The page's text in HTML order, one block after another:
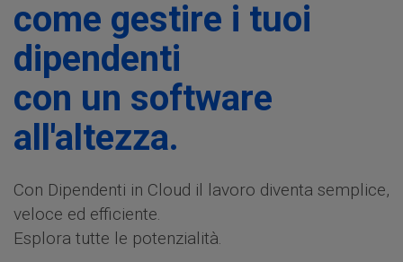
come gestire i tuoi
dipendenti
con un software
all'altezza.
Con Dipendenti in Cloud il lavoro diventa semplice,
veloce ed efficiente.
Esplora tutte le potenzialità.